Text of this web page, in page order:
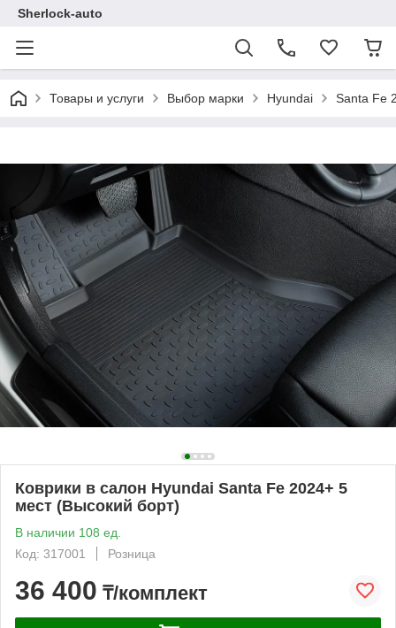
Sherlock-auto
Товары и услуги Выбор марки Hyundai Santa Fe
Коврики в салон Hyundai Santa Fe 2024+ 5
мест (Высокий борт)
В наличии 108 ед.
Код: 317001
Розница
36 400 ₸/комплект